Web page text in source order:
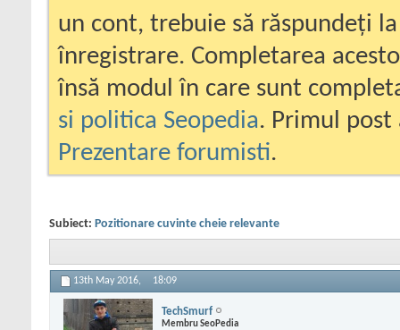
un cont, trebuie să răspundeți
înregistrare. Completarea
însă modul în care sunt
si politica Seopedia. Primul
Prezentare forumisti.
Subiect: Pozitionare cuvinte cheie relevante
13th May 2016, 18:09
TechSmurf
Membru SeoPedia